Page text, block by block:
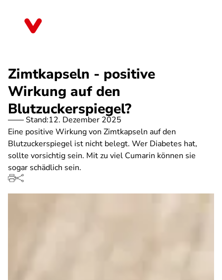
Zimtkapseln - positive
Wirkung auf den
Blutzuckerspiegel?
Stand:12. Dezember 2025
Eine positive Wirkung von Zimtkapseln auf den
Blutzuckerspiegel ist nicht belegt. Wer Diabetes hat,
sollte vorsichtig sein. Mit zu viel Cumarin können sie
sogar schädlich sein.